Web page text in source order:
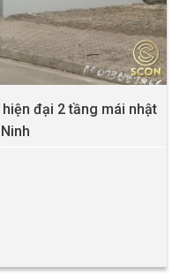
đại 2 tầng mái nhật